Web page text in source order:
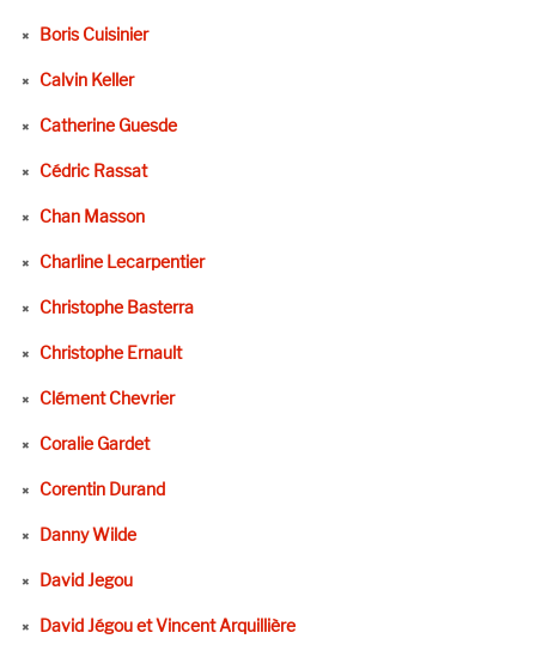
Boris Cuisinier
Calvin Keller
Catherine Guesde
Cédric Rassat
Chan Masson
Charline Lecarpentier
Christophe Basterra
Christophe Ernault
Clément Chevrier
Coralie Gardet
Corentin Durand
Danny Wilde
David Jegou
David Jégou et Vincent Arquillière